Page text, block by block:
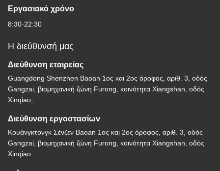
Εργασιακό χρόνο
8:30-22:30
Η διεύθυνσή μας
Διεύθυνση εταιρείας
Guangdong Shenzhen Baoan 1ος και 2ος όροφος, αριθ. 3, οδός
Gangzai, βιομηχανική ζώνη Furong, κοινότητα Xiangshan, οδός
Xinqiao,
Διεύθυνση εργοστασίων
Κουάνγκτονγκ Σένζεν Baoan 1ος και 2ος όροφος, αριθ. 3, οδός
Gangzai, βιομηχανική ζώνη Furong, κοινότητα Xiangshan, οδός
Xinqiao